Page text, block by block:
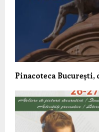
Pinacoteca București,